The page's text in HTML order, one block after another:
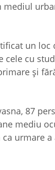
un loc
cele cu
şi
87
mediu
urmare